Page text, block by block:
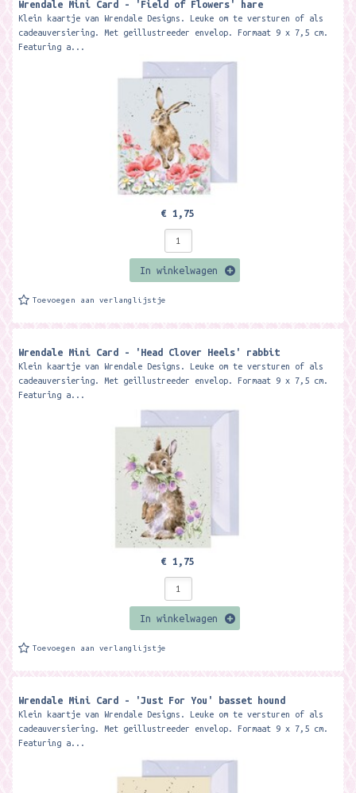
Wrendale Mini Card - 'Field of Flowers' hare
Klein kaartje van Wrendale Designs. Leuke om te versturen of als
cadeauversiering. Met geillustreeder envelop. Formaat 9 x 7,5 cm.
Featuring a...
€ 1,75
In winkelwagen
Toevoegen aan verlanglijstje
Wrendale Mini Card - 'Head Clover Heels' rabbit
Klein kaartje van Wrendale Designs. Leuke om te versturen of als
cadeauversiering. Met geillustreeder envelop. Formaat 9 x 7,5 cm.
Featuring a...
€ 1,75
In winkelwagen
Toevoegen aan verlanglijstje
Wrendale Mini Card - 'Just For You' basset hound
Klein kaartje van Wrendale Designs. Leuke om te versturen of als
cadeauversiering. Met geillustreeder envelop. Formaat 9 x 7,5 cm.
Featuring a...